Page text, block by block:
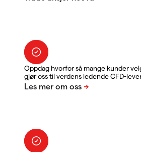
Oppdag hvorfor så mange kunder
gjør oss til verdens ledende CFD-